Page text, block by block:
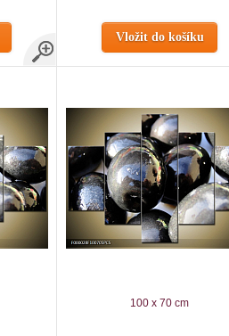
Vložit do košíku
100 x 70 cm